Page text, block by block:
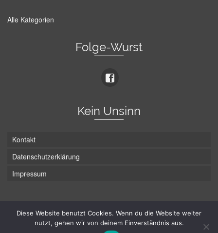
Alle Kategorien
Folge-Wurst
Kein Unsinn
Kontakt
Datenschutzerklärung
Impressum
© Hans-Wurst.net - Gute Laune seit 2005
Diese Website benutzt Cookies. Wenn du die Website weiter
nutzt, gehen wir von deinem Einverständnis aus.